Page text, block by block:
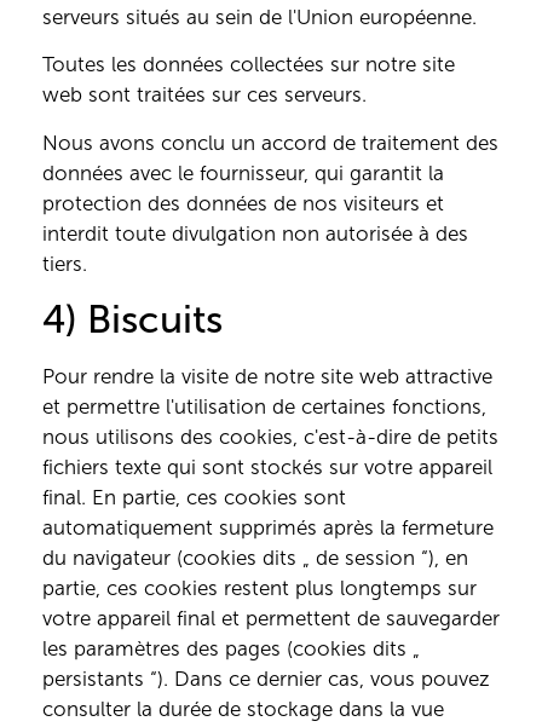
serveurs situés au sein de l'Union européenne.
Toutes les données collectées sur notre site
web sont traitées sur ces serveurs.
Nous avons conclu un accord de traitement des
données avec le fournisseur, qui garantit la
protection des données de nos visiteurs et
interdit toute divulgation non autorisée à des
tiers.
4) Biscuits
Pour rendre la visite de notre site web attractive
et permettre l'utilisation de certaines fonctions,
nous utilisons des cookies, c'est-à-dire de petits
fichiers texte qui sont stockés sur votre appareil
final. En partie, ces cookies sont
automatiquement supprimés après la fermeture
du navigateur (cookies dits „ de session “), en
partie, ces cookies restent plus longtemps sur
votre appareil final et permettent de sauvegarder
les paramètres des pages (cookies dits „
persistants “). Dans ce dernier cas, vous pouvez
consulter la durée de stockage dans la vue